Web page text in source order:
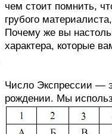
чем стоит помнить,
грубого
Почему же вы
характера, которые
Число Экспрессии —
рождении. Мы